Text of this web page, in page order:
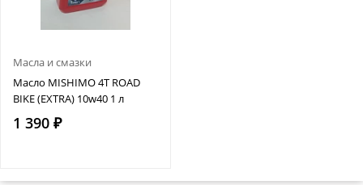
Масла и смазки
Масло MISHIMO 4T ROAD
BIKE (EXTRA) 10w40 1 л
1 390 ₽